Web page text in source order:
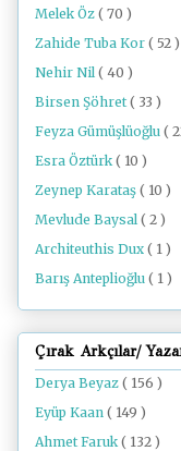
Melek Öz ( 70 )
Zahide Tuba Kor ( 52 )
Nehir Nil ( 40 )
Birsen Şöhret ( 33 )
Feyza Gümüşlüoğlu (
Esra Öztürk ( 10 )
Zeynep Karataş ( 10 )
Mevlude Baysal ( 2 )
Architeuthis Dux ( 1 )
Barış Anteplioğlu ( 1 )
Çırak Arkçılar/
Derya Beyaz ( 156 )
Eyüp Kaan ( 149 )
Ahmet Faruk ( 132 )